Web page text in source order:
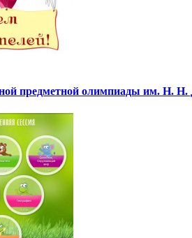
предметной олимпиады им. Н. Н.